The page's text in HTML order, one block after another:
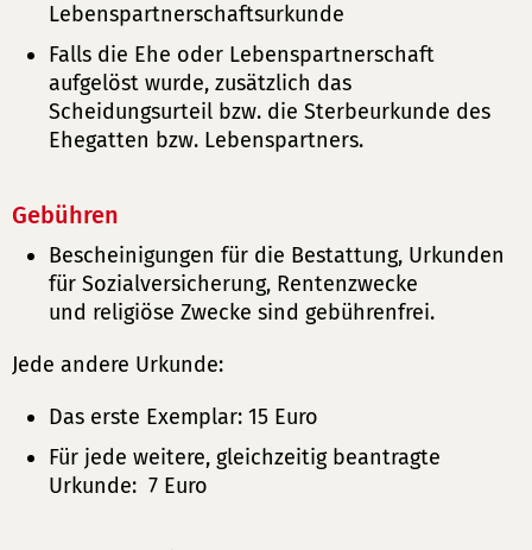
Lebenspartnerschaftsurkunde
Falls die Ehe oder Lebenspartnerschaft
aufgelöst wurde, zusätzlich das
Scheidungsurteil bzw. die Sterbeurkunde des
Ehegatten bzw. Lebenspartners.
Gebühren
Bescheinigungen für die Bestattung, Urkunden
für Sozialversicherung, Rentenzwecke
und religiöse Zwecke sind gebührenfrei.
Jede andere Urkunde:
Das erste Exemplar: 15 Euro
Für jede weitere, gleichzeitig beantragte
Urkunde: 7 Euro